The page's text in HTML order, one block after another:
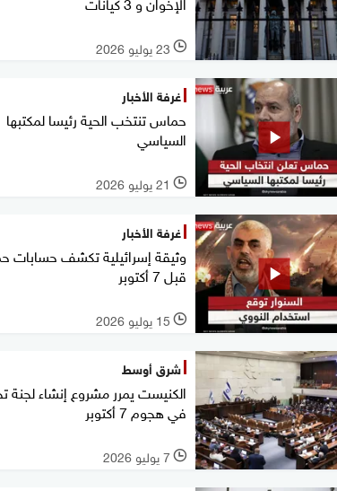
l 23 يوليو 2026
غرفة الأخبار
حماس تنتخب الحية رئيسا لمكتبها
السياسي
l 21 يوليو 2026
غرفة الأخبار
وثيقة إسرائيلية تكشف حسابات
قبل 7 أكتوبر
l 15 يوليو 2026
شرق أوسط
الكنيست يمرر مشروع إنشاء لجنة
في هجوم 7 أكتوبر
l 7 يوليو 2026